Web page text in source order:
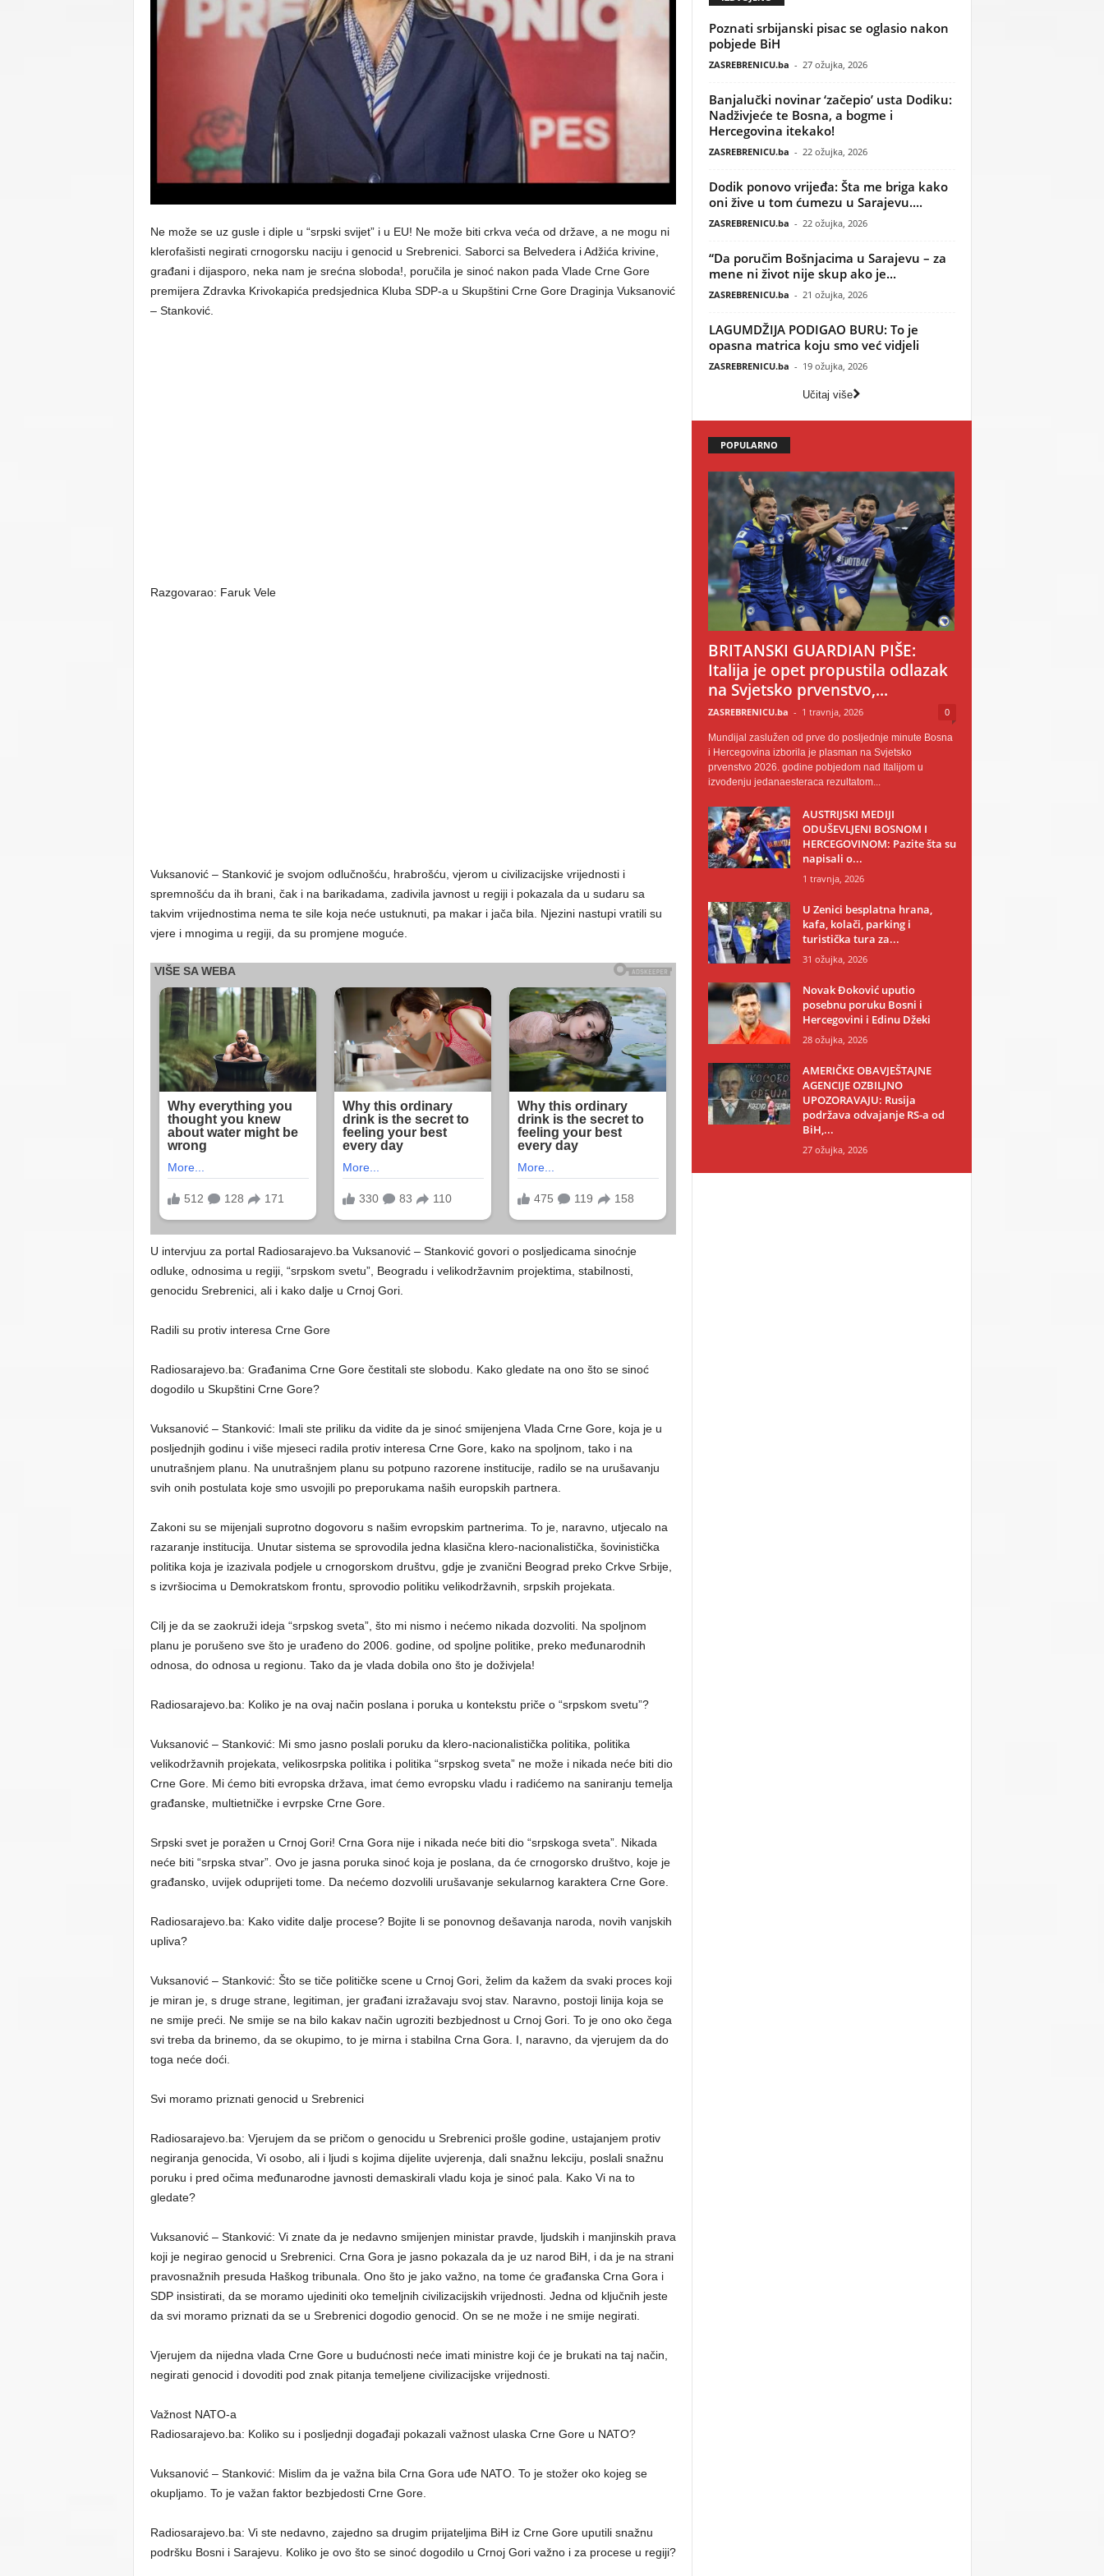
Ne može se uz gusle i diple u “srpski svijet” i u EU! Ne može biti crkva veća od države, a ne mogu ni
klerofašisti negirati crnogorsku naciju i genocid u Srebrenici. Saborci sa Belvedera i Adžića krivine,
građani i dijasporo, neka nam je srećna sloboda!, poručila je sinoć nakon pada Vlade Crne Gore
premijera Zdravka Krivokapića predsjednica Kluba SDP-a u Skupštini Crne Gore Draginja Vuksanović
– Stanković.
Razgovarao: Faruk Vele
Vuksanović – Stanković je svojom odlučnošću, hrabrošću, vjerom u civilizacijske vrijednosti i
spremnošću da ih brani, čak i na barikadama, zadivila javnost u regiji i pokazala da u sudaru sa
takvim vrijednostima nema te sile koja neće ustuknuti, pa makar i jača bila. Njezini nastupi vratili su
vjere i mnogima u regiji, da su promjene moguće.
U intervjuu za portal Radiosarajevo.ba Vuksanović – Stanković govori o posljedicama sinoćnje
odluke, odnosima u regiji, “srpskom svetu”, Beogradu i velikodržavnim projektima, stabilnosti,
genocidu Srebrenici, ali i kako dalje u Crnoj Gori.
Radili su protiv interesa Crne Gore
Radiosarajevo.ba: Građanima Crne Gore čestitali ste slobodu. Kako gledate na ono što se sinoć
dogodilo u Skupštini Crne Gore?
Vuksanović – Stanković: Imali ste priliku da vidite da je sinoć smijenjena Vlada Crne Gore, koja je u
posljednjih godinu i više mjeseci radila protiv interesa Crne Gore, kako na spoljnom, tako i na
unutrašnjem planu. Na unutrašnjem planu su potpuno razorene institucije, radilo se na urušavanju
svih onih postulata koje smo usvojili po preporukama naših europskih partnera.
Zakoni su se mijenjali suprotno dogovoru s našim evropskim partnerima. To je, naravno, utjecalo na
razaranje institucija. Unutar sistema se sprovodila jedna klasična klero-nacionalistička, šovinistička
politika koja je izazivala podjele u crnogorskom društvu, gdje je zvanični Beograd preko Crkve Srbije,
s izvršiocima u Demokratskom frontu, sprovodio politiku velikodržavnih, srpskih projekata.
Cilj je da se zaokruži ideja “srpskog sveta”, što mi nismo i nećemo nikada dozvoliti. Na spoljnom
planu je porušeno sve što je urađeno do 2006. godine, od spoljne politike, preko međunarodnih
odnosa, do odnosa u regionu. Tako da je vlada dobila ono što je doživjela!
Radiosarajevo.ba: Koliko je na ovaj način poslana i poruka u kontekstu priče o “srpskom svetu”?
Vuksanović – Stanković: Mi smo jasno poslali poruku da klero-nacionalistička politika, politika
velikodržavnih projekata, velikosrpska politika i politika “srpskog sveta” ne može i nikada neće biti dio
Crne Gore. Mi ćemo biti evropska država, imat ćemo evropsku vladu i radićemo na saniranju temelja
građanske, multietničke i evrpske Crne Gore.
Srpski svet je poražen u Crnoj Gori! Crna Gora nije i nikada neće biti dio “srpskoga sveta”. Nikada
neće biti “srpska stvar”. Ovo je jasna poruka sinoć koja je poslana, da će crnogorsko društvo, koje je
građansko, uvijek oduprijeti tome. Da nećemo dozvolili urušavanje sekularnog karaktera Crne Gore.
Radiosarajevo.ba: Kako vidite dalje procese? Bojite li se ponovnog dešavanja naroda, novih vanjskih
upliva?
Vuksanović – Stanković: Što se tiče političke scene u Crnoj Gori, želim da kažem da svaki proces koji
je miran je, s druge strane, legitiman, jer građani izražavaju svoj stav. Naravno, postoji linija koja se
ne smije preći. Ne smije se na bilo kakav način ugroziti bezbjednost u Crnoj Gori. To je ono oko čega
svi treba da brinemo, da se okupimo, to je mirna i stabilna Crna Gora. I, naravno, da vjerujem da do
toga neće doći.
Svi moramo priznati genocid u Srebrenici
Radiosarajevo.ba: Vjerujem da se pričom o genocidu u Srebrenici prošle godine, ustajanjem protiv
negiranja genocida, Vi osobo, ali i ljudi s kojima dijelite uvjerenja, dali snažnu lekciju, poslali snažnu
poruku i pred očima međunarodne javnosti demaskirali vladu koja je sinoć pala. Kako Vi na to
gledate?
Vuksanović – Stanković: Vi znate da je nedavno smijenjen ministar pravde, ljudskih i manjinskih prava
koji je negirao genocid u Srebrenici. Crna Gora je jasno pokazala da je uz narod BiH, i da je na strani
pravosnažnih presuda Haškog tribunala. Ono što je jako važno, na tome će građanska Crna Gora i
SDP insistirati, da se moramo ujediniti oko temeljnih civilizacijskih vrijednosti. Jedna od ključnih jeste
da svi moramo priznati da se u Srebrenici dogodio genocid. On se ne može i ne smije negirati.
Vjerujem da nijedna vlada Crne Gore u budućnosti neće imati ministre koji će je brukati na taj način,
negirati genocid i dovoditi pod znak pitanja temeljene civilizacijske vrijednosti.
Važnost NATO-a
Radiosarajevo.ba: Koliko su i posljednji događaji pokazali važnost ulaska Crne Gore u NATO?
Vuksanović – Stanković: Mislim da je važna bila Crna Gora uđe NATO. To je stožer oko kojeg se
okupljamo. To je važan faktor bezbjedosti Crne Gore.
Radiosarajevo.ba: Vi ste nedavno, zajedno sa drugim prijateljima BiH iz Crne Gore uputili snažnu
podršku Bosni i Sarajevu. Koliko je ovo što se sinoć dogodilo u Crnoj Gori važno i za procese u regiji?
Poznati srbijanski pisac se oglasio nakon
pobjede BiH
ZASREBRENICU.ba - 27 ožujka, 2026
Banjalučki novinar ‘začepio’ usta Dodiku:
Nadživjeće te Bosna, a bogme i
Hercegovina itekako!
ZASREBRENICU.ba - 22 ožujka, 2026
Dodik ponovo vrijeđa: Šta me briga kako
oni žive u tom ćumezu u Sarajevu....
ZASREBRENICU.ba - 22 ožujka, 2026
“Da poručim Bošnjacima u Sarajevu – za
mene ni život nije skup ako je...
ZASREBRENICU.ba - 21 ožujka, 2026
LAGUMDŽIJA PODIGAO BURU: To je
opasna matrica koju smo već vidjeli
ZASREBRENICU.ba - 19 ožujka, 2026
Učitaj više
POPULARNO
BRITANSKI GUARDIAN PIŠE:
Italija je opet propustila odlazak
na Svjetsko prvenstvo,...
ZASREBRENICU.ba - 1 travnja, 2026 0
Mundijal zaslužen od prve do posljednje minute Bosna
i Hercegovina izborila je plasman na Svjetsko
prvenstvo 2026. godine pobjedom nad Italijom u
izvođenju jedanaesteraca rezultatom...
AUSTRIJSKI MEDIJI
ODUŠEVLJENI BOSNOM I
HERCEGOVINOM: Pazite šta su
napisali o...
1 travnja, 2026
U Zenici besplatna hrana,
kafa, kolači, parking i
turistička tura za...
31 ožujka, 2026
Novak Đoković uputio
posebnu poruku Bosni i
Hercegovini i Edinu Džeki
28 ožujka, 2026
AMERIČKE OBAVJEŠTAJNE
AGENCIJE OZBILJNO
UPOZORAVAJU: Rusija
podržava odvajanje RS-a od
BiH,...
27 ožujka, 2026